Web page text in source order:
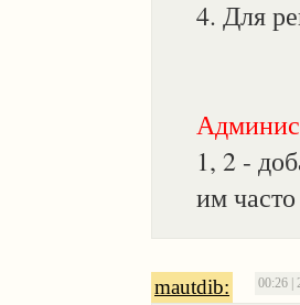
4. Для
1, 2 -
им часто
mautdib: 00:26 |